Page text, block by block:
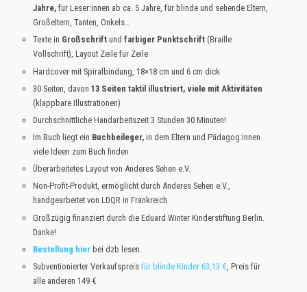
Jahre, für Leser:innen ab ca. 5 Jahre, für blinde und sehende Eltern,
Großeltern, Tanten, Onkels…
Texte in Großschrift undfarbiger Punktschrift (Braille
Vollschrift), Layout Zeile für Zeile
Hardcover mit Spiralbindung, 18×18 cm und 6 cm dick
30 Seiten, davon13 Seiten taktil illustriert, viele mit Aktivitäten
(klappbare Illustrationen)
Durchschnittliche Handarbeitszeit 3 Stunden 30 Minuten!
Im Buch liegt ein Buchbeileger, in dem Eltern und Pädagog:innen
viele Ideen zum Buch finden
Überarbeitetes Layout von Anderes Sehen e.V.
Non-Profit-Produkt, ermöglicht durch Anderes Sehen e.V.,
handgearbeitet von LDQR in Frankreich
Großzügig finanziert durch die Eduard Winter Kinderstiftung Berlin.
Danke!
Bestellung hier bei dzb lesen.
Subventionierter Verkaufspreisfür blinde Kinder 63,13 € , Preis für
alle anderen 149 €